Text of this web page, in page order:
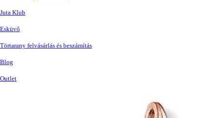
Juta Klub
Esküvő
Törtarany felvásárlás és beszámítás
Blog
Outlet